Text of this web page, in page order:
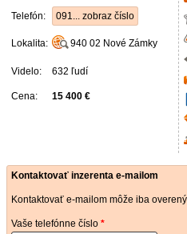
Telefón: 091... zobraz číslo
Lokalita: 940 02 Nové Zámky
Videlo: 632 ľudí
Cena: 15 400 €
Kontaktovať inzerenta e-mailom
Kontaktovať e-mailom môže iba
Vaše telefónne číslo *